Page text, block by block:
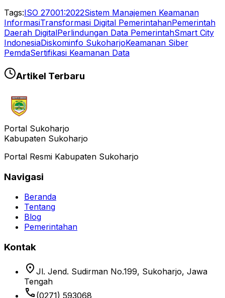
Tags:ISO 27001:2022Sistem Manajemen Keamanan
InformasiTransformasi Digital PemerintahanPemerintah
Daerah DigitalPerlindungan Data PemerintahSmart City
IndonesiaDiskominfo SukoharjoKeamanan Siber
PemdaSertifikasi Keamanan Data
Artikel Terbaru
Portal Sukoharjo
Kabupaten Sukoharjo
Portal Resmi Kabupaten Sukoharjo
Navigasi
Beranda
Tentang
Blog
Pemerintahan
Kontak
location_on Jl. Jend. Sudirman No.199, Sukoharjo, Jawa
Tengah
phone (0271) 593068